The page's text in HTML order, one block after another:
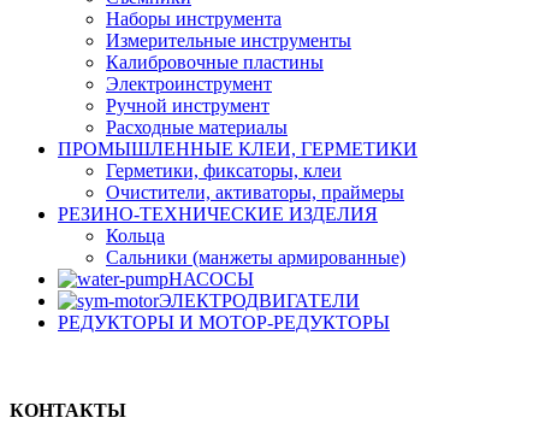
Наборы инструмента
Измерительные инструменты
Калибровочные пластины
Электроинструмент
Ручной инструмент
Расходные материалы
ПРОМЫШЛЕННЫЕ КЛЕИ, ГЕРМЕТИКИ
Герметики, фиксаторы, клеи
Очистители, активаторы, праймеры
РЕЗИНО-ТЕХНИЧЕСКИЕ ИЗДЕЛИЯ
Кольца
Сальники (манжеты армированные)
НАСОСЫ
ЭЛЕКТРОДВИГАТЕЛИ
РЕДУКТОРЫ И МОТОР-РЕДУКТОРЫ
КОНТАКТЫ